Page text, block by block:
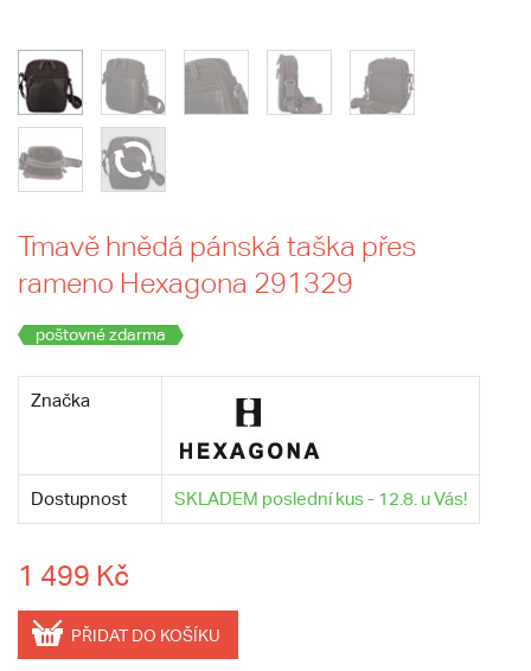
Tmavě hnědá pánská taška přes
rameno Hexagona 291329
poštovné zdarma
Značka
Dostupnost SKLADEM poslední kus - 12.8. u Vás!
1 499 Kč
PŘIDAT DO KOŠÍKU